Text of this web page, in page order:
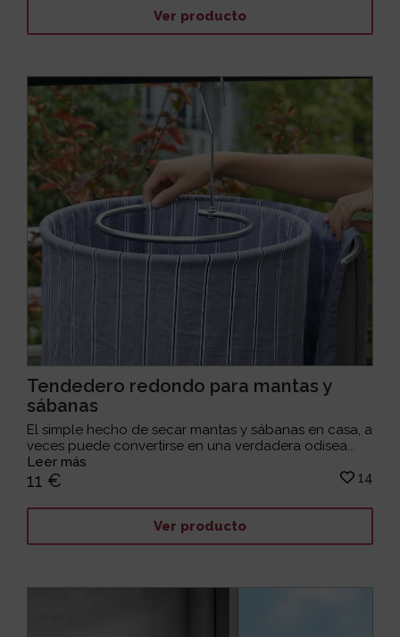
Ver producto
Tendedero redondo para mantas y
sábanas
El simple hecho de secar mantas y sábanas en casa, a
veces puede convertirse en una verdadera odisea...
Leer más
11 € 14
Ver producto